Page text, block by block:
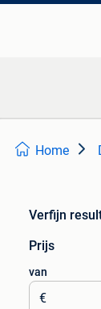
Home
Verfijn
Prijs
van
€